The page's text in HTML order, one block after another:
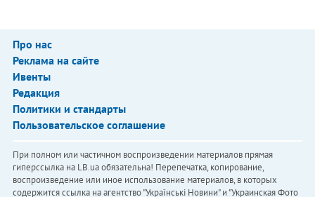
Про нас
Реклама на сайте
Ивенты
Редакция
Политики и стандарты
Пользовательское соглашение
При полном или частичном воспроизведении материалов прямая
гиперссылка на LB.ua обязательна! Перепечатка, копирование,
воспроизведение или иное использование материалов, в которых
содержится ссылка на агентство "Українськi Новини" и "Украинская Фото